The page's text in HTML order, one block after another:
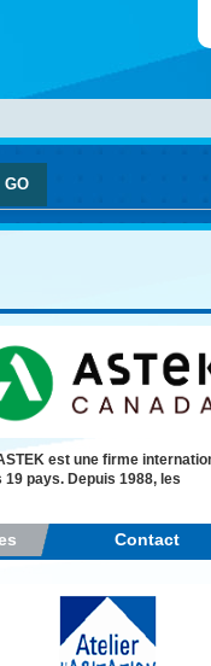
est une firme
pays. Depuis 1988, les
Contact